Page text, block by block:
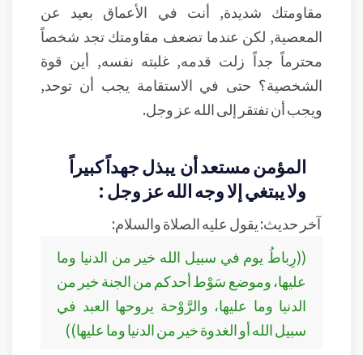
مقاومتك شديدة, أنت في الأعماق بعيد عن
المعصية, لكن عندما تضعف مقاومتك تجد شخصاً
محترماً جداً زلت قدمه, غلبته نفسه, أين قوة
الشخصية؟ حتى في الاستقامة يجب أن توحد,
ويجب أن تفتقر إلى الله عز وجل.
المؤمن مستعد أن يبذل جهداً كبيراً
ولا يبتغي إلا وجه الله عز وجل :
آخر حديث: يقول عليه الصلاة والسلام:
((رِباطُ يوم في سبيل الله خير من الدنيا وما
عليها، وموضع سَوْط أحدكم من الجنة خير من
الدنيا وما عليها، والرَّوْحة يروحها العبد في
سبيل الله أو الغدوة خير من الدنيا وما عليها))